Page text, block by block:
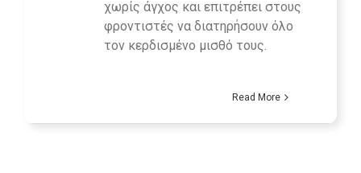
χωρίς άγχος και επιτρέπει στους
φροντιστές να διατηρήσουν όλο
τον κερδισμένο μισθό τους.
Read More